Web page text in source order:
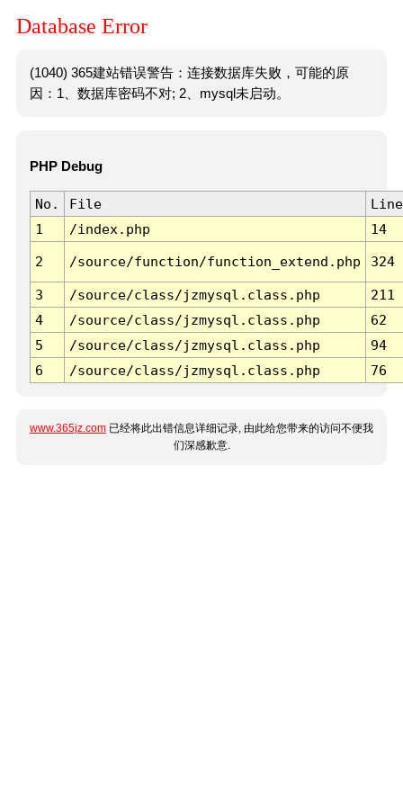
Database Error
(1040) 365建站错误警告：连接数据库失败，可能的原
因：1、数据库密码不对; 2、mysql未启动。
PHP Debug
No. File
Line
1
/index.php 14
2 /source/function/function_extend.php 324
3 /source/class/jzmysql.class.php
211
4
/source/class/jzmysql.class.php
62
5
/source/class/jzmysql.class.php
94
6
/source/class/jzmysql.class.php 76
www.365jz.com 已经将此出错信息详细记录, 由此给您带来的访问不便我
们深感歉意.